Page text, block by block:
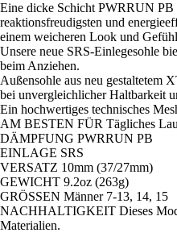
Eine dicke Schicht PWRRUN PB
reaktionsfreudigsten und
einem weicheren Look und
Unsere neue SRS-Einlegesohle
beim Anziehen.
Außensohle aus neu gestaltetem
bei unvergleichlicher Haltbarkeit
Ein hochwertiges technisches
AM BESTEN FÜR Tägliches
DÄMPFUNG PWRRUN PB
EINLAGE SRS
VERSATZ 10mm (37/27mm)
GEWICHT 9.2oz (263g)
GRÖSSEN Männer 7-13, 14, 15
NACHHALTIGKEIT Dieses
Materialien.